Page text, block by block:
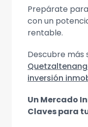
Prepárate
con un
rentable.
Descubre más
inversión
Un Mercado
Claves para